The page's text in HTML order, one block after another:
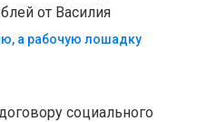
от Василия
а рабочую лошадку
социального